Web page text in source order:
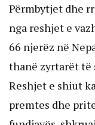
Përmbytjet dhe
nga reshjet e
66 njerëz në
thanë zyrtarët të
Reshjet e shiut
premtes dhe